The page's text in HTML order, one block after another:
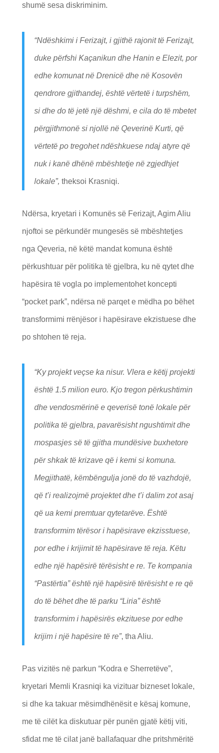
shumë sesa diskriminim.
“Ndëshkimi i Ferizajt, i gjithë rajonit të Ferizajt,
duke përfshi Kaçanikun dhe Hanin e Elezit, por
edhe komunat në Drenicë dhe në Kosovën
qendrore gjithandej, është vërtetë i turpshëm,
si dhe do të jetë një dëshmi, e cila do të mbetet
përgjithmonë si njollë në Qeverinë Kurti, që
vërtetë po tregohet ndëshkuese ndaj atyre që
nuk i kanë dhënë mbështetje në zgjedhjet
lokale”, theksoi Krasniqi.
Ndërsa, kryetari i Komunës së Ferizajt, Agim Aliu
njoftoi se përkundër mungesës së mbështetjes
nga Qeveria, në këtë mandat komuna është
përkushtuar për politika të gjelbra, ku në qytet dhe
hapësira të vogla po implementohet koncepti
“pocket park”, ndërsa në parqet e mëdha po bëhet
transformimi rrënjësor i hapësirave ekzistuese dhe
po shtohen të reja.
“Ky projekt veçse ka nisur. Vlera e këtij projekti
është 1.5 milion euro. Kjo tregon përkushtimin
dhe vendosmërinë e qeverisë tonë lokale për
politika të gjelbra, pavarësisht ngushtimit dhe
mospasjes së të gjitha mundësive buxhetore
për shkak të krizave që i kemi si komuna.
Megjithatë, këmbëngulja jonë do të vazhdojë,
që t’i realizojmë projektet dhe t’i dalim zot asaj
që ua kemi premtuar qytetarëve. Është
transformim tërësor i hapësirave ekzisstuese,
por edhe i krijimit të hapësirave të reja. Këtu
edhe një hapësirë tërësisht e re. Te kompania
“Pastërtia” është një hapësirë tërësisht e re që
do të bëhet dhe të parku “Liria” është
transformim i hapësirës ekzituese por edhe
krijim i një hapësire të re”, tha Aliu.
Pas vizitës në parkun “Kodra e Sherretëve”,
kryetari Memli Krasniqi ka vizituar bizneset lokale,
si dhe ka takuar mësimdhënësit e kësaj komune,
me të cilët ka diskutuar për punën gjatë këtij viti,
sfidat me të cilat janë ballafaquar dhe pritshmëritë